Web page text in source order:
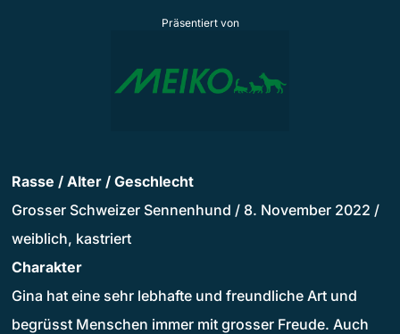
Präsentiert von
Rasse / Alter / Geschlecht
Grosser Schweizer Sennenhund / 8. November 2022 /
weiblich, kastriert
Charakter
Gina hat eine sehr lebhafte und freundliche Art und
begrüsst Menschen immer mit grosser Freude. Auch